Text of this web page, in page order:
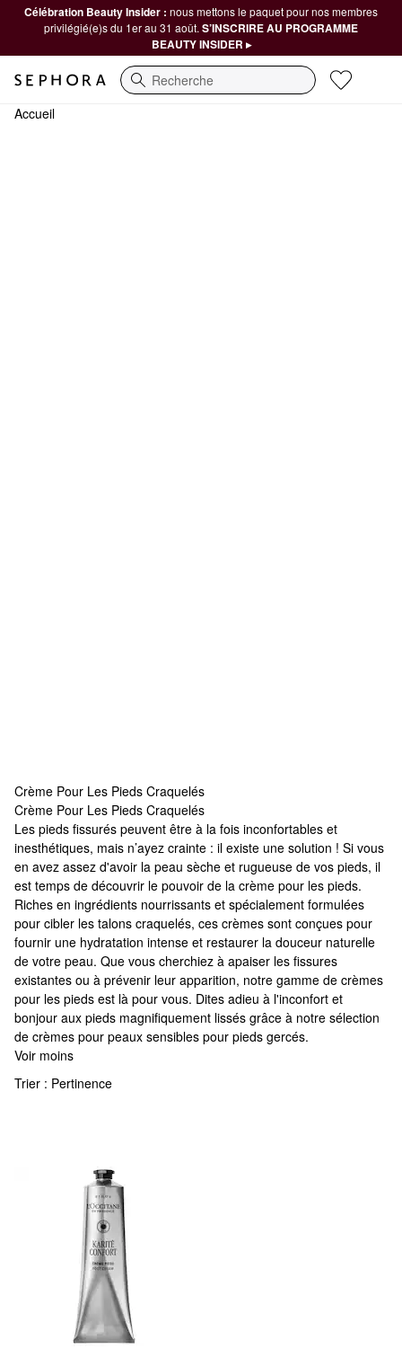
Célébration Beauty Insider : nous mettons le paquet pour nos membres
privilégié(e)s du 1er au 31 août. S’INSCRIRE AU PROGRAMME
BEAUTY INSIDER ▸
Recherche
Accueil
Crème Pour Les Pieds Craquelés
Crème Pour Les Pieds Craquelés
Crème Pour Les Pieds Craquelés
Les pieds fissurés peuvent être à la fois inconfortables et
inesthétiques, mais n’ayez crainte : il existe une solution ! Si vous
en avez assez d'avoir la peau sèche et rugueuse de vos pieds, il
est temps de découvrir le pouvoir de la crème pour les pieds.
Riches en ingrédients nourrissants et spécialement formulées
pour cibler les talons craquelés, ces crèmes sont conçues pour
fournir une hydratation intense et restaurer la douceur naturelle
de votre peau. Que vous cherchiez à apaiser les fissures
existantes ou à prévenir leur apparition, notre gamme de crèmes
pour les pieds est là pour vous. Dites adieu à l'inconfort et
bonjour aux pieds magnifiquement lissés grâce à notre sélection
de crèmes pour peaux sensibles pour pieds gercés.
Voir moins
Trier : Pertinence